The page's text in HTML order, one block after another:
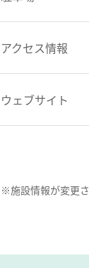
アクセス情報
ウェブサイト
※施設情報が変更